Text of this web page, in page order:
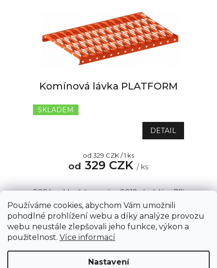
Používáme cookies, abychom Vám umožnili
pohodlné prohlížení webu a díky analýze provozu
webu neustále zlepšovali jeho funkce, výkon a
použitelnost. Více informací
Nastavení
Komínová lávka PLATFORM
hodnocení
z
5
SKLADEM
od 329 CZK/ ks
Měrná
cena:
od 329 CZK / 1 ks
DETAIL
8004 - cihlově červená 8019 - hnědá 7021 -
O
v
l
á
1položek celkem
Upravit nastavení cookies